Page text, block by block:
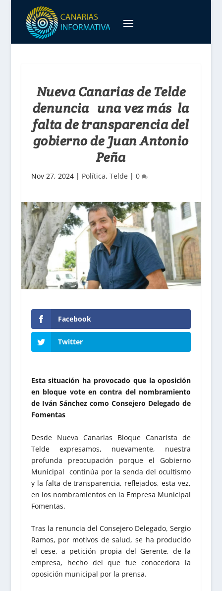
Nueva Canarias de Telde
denuncia una vez más la
falta de transparencia del
gobierno de Juan Antonio
Peña
Nov 27, 2024| Política, Telde | 0
Facebook
Twitter
Esta situación ha provocado que la oposición
en bloque vote en contra del nombramiento
de Iván Sánchez como Consejero Delegado de
Fomentas
Desde Nueva Canarias Bloque Canarista de
Telde expresamos, nuevamente, nuestra
profunda preocupación porque el Gobierno
Municipal continúa por la senda del ocultismo
y la falta de transparencia, reflejados, esta vez,
en los nombramientos en la Empresa Municipal
Fomentas.
Tras la renuncia del Consejero Delegado, Sergio
Ramos, por motivos de salud, se ha producido
el cese, a petición propia del Gerente, de la
empresa, hecho del que fue conocedora la
oposición municipal por la prensa.